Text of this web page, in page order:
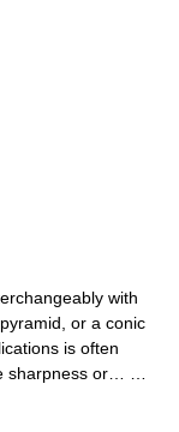
with
or a conic
is often
sharpness or… …